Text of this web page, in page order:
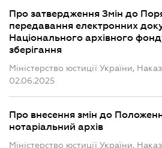
Про затвердження Змін до
передавання електронних
Національного архівного
зберігання
Міністерство юстиції України,
02.06.2025
Про внесення змін до
нотаріальний архів
Міністерство юстиції України,